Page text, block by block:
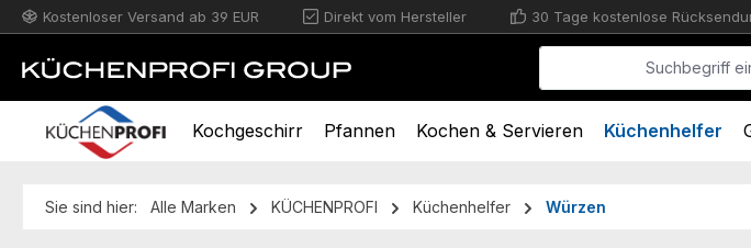
Hauptinhalt springen
Zur Suche springen
Zur Hauptnavigation springen
Kostenloser Versand ab 39 EUR Direkt vom Hersteller 30 Tage kostenlose
Kochgeschirr Pfannen Kochen & Servieren Küchenhelfer
Sie sind hier: Alle Marken KÜCHENPROFI Küchenhelfer Würzen